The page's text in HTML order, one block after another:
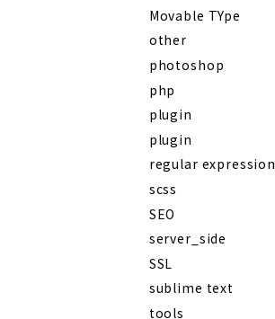
Movable TYpe
other
photoshop
php
plugin
plugin
regular expression
scss
SEO
server_side
SSL
sublime text
tools